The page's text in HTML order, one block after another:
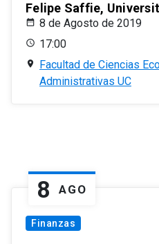
Felipe Saffie,
8 de Agosto de 2019
17:00
Facultad de Ciencias
Administrativas UC
8 AGO
Finanzas